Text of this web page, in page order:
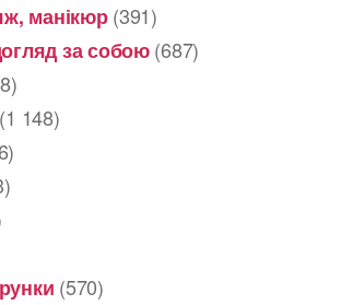
манікюр(391)
за собою(687)
148)
(570)